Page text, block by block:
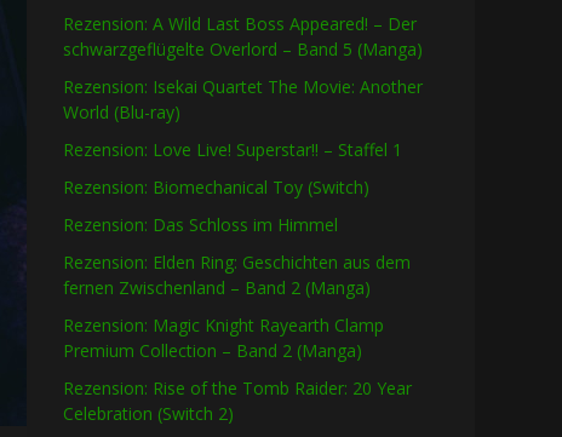
Rezension: A Wild Last Boss Appeared! – Der
schwarzgeflügelte Overlord – Band 5 (Manga)
Rezension: Isekai Quartet The Movie: Another
World (Blu-ray)
Rezension: Love Live! Superstar!! – Staffel 1
Rezension: Biomechanical Toy (Switch)
Rezension: Das Schloss im Himmel
Rezension: Elden Ring: Geschichten aus dem
fernen Zwischenland – Band 2 (Manga)
Rezension: Magic Knight Rayearth Clamp
Premium Collection – Band 2 (Manga)
Rezension: Rise of the Tomb Raider: 20 Year
Celebration (Switch 2)